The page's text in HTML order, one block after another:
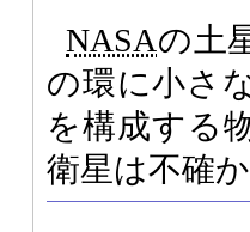
NASAの土
の環に小さ
を構成する
衛星は不確